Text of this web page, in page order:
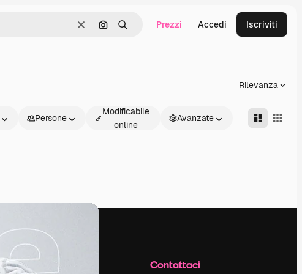
CancellaCerca per immagine
Ricerca Prezzi Accedi Iscriviti
Rilevanza
Persone
Modificabile
online
Avanzate
Contattaci